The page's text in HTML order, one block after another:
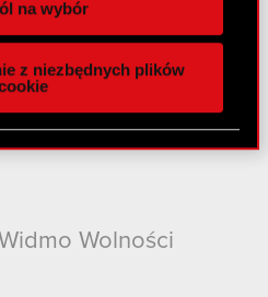
i analizować ruch w
o tym, jak korzystasz
partnerom
te informacje z innymi
Ciebie lub uzyskanymi
zgadasz się na
na wybór
z niezbędnych plików
Wolności